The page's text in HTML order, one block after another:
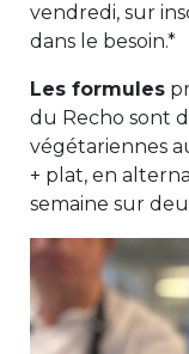
vendredi, sur
dans le besoin.*
Les formules
du Recho sont
végétariennes
+ plat, en
semaine sur